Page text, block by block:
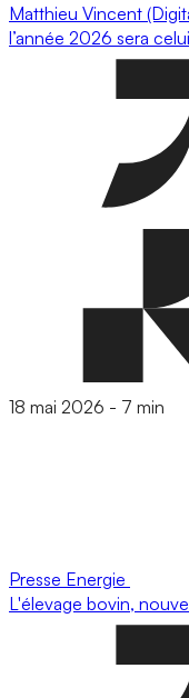
Matthieu Vincent
l’année 2026 sera
18 mai 2026 - 7 min
Presse Energie
L'élevage bovin,